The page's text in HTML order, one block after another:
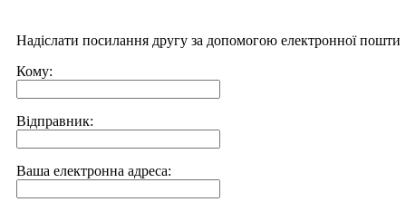
Надіслати посилання другу за допомогою електронної пошти
Кому:
Відправник:
Ваша електронна адреса: